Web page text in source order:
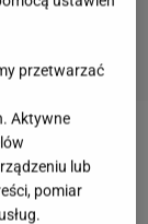
wychowani
przetwarzać
Aktywne
lub
pomiar